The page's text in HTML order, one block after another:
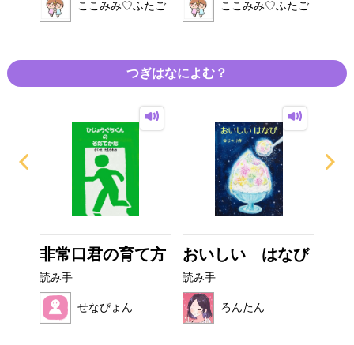
ここみみ♡ふたご ここみみ♡ふたご
つぎはなによむ？
非常口君の育て方
読み手
せなぴょん
おいしい はなび
読み手
ろんたん